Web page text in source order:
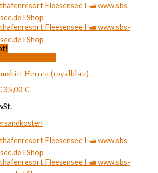
weist
auf
Produktseite
gewählt
Herren (royalblau)
Ursprünglicher
war:
35,00 €Aktueller